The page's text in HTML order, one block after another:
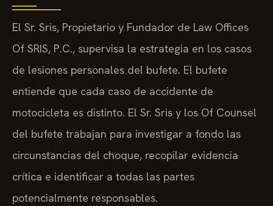
El Sr. Sris, Propietario y Fundador de Law Offices
Of SRIS, P.C., supervisa la estrategia en los casos
de lesiones personales del bufete. El bufete
entiende que cada caso de accidente de
motocicleta es distinto. El Sr. Sris y los Of Counsel
del bufete trabajan para investigar a fondo las
circunstancias del choque, recopilar evidencia
crítica e identificar a todas las partes
potencialmente responsables.